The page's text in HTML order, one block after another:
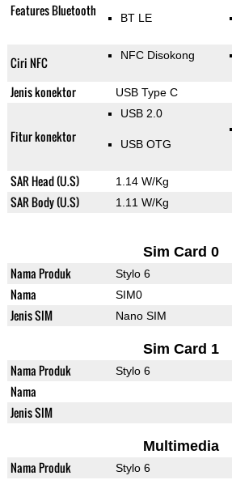
Features Bluetooth BT LE
Ciri NFC NFC Disokong
Jenis konektor USB Type C
Fitur konektor
USB 2.0
USB OTG
SAR Head (U.S) 1.14 W/Kg
SAR Body (U.S) 1.11 W/Kg
Sim Card 0
Nama Produk Stylo 6
Nama SIM0
Jenis SIM Nano SIM
Sim Card 1
Nama Produk Stylo 6
Nama
Jenis SIM
Multimedia
Nama Produk Stylo 6